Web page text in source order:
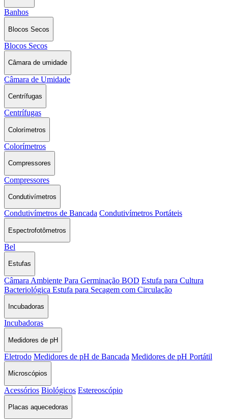
Banhos
Blocos Secos
Blocos Secos
Câmara de umidade
Câmara de Umidade
Centrífugas
Centrífugas
Colorímetros
Colorímetros
Compressores
Compressores
Condutivímetros
Condutivímetros de Bancada Condutivímetros Portáteis
Espectrofotômetros
Bel
Estufas
Câmara Ambiente Para Germinação BOD Estufa para Cultura
Bacteriológica Estufa para Secagem com Circulação
Incubadoras
Incubadoras
Medidores de pH
Eletrodo Medidores de pH de Bancada Medidores de pH Portátil
Microscópios
Acessórios Biológicos Estereoscópio
Placas aquecedoras